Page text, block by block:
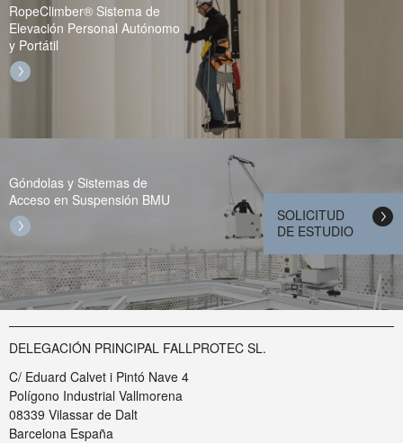
SOLICITUD
DE ESTUDIO
RopeClimber® Sistema de
Elevación Personal Autónomo
y Portátil
Góndolas y Sistemas de
Acceso en Suspensión BMU
DELEGACIÓN PRINCIPAL FALLPROTEC SL.
C/ Eduard Calvet i Pintó Nave 4
Polígono Industrial Vallmorena
08339 Vilassar de Dalt
Barcelona España